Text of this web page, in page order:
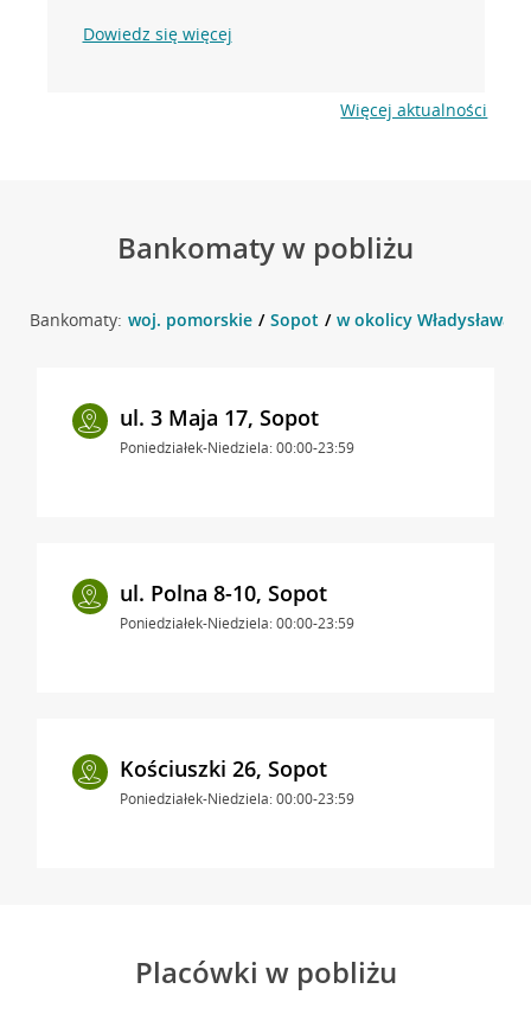
Dowiedz się więcej
Więcej aktualności
Bankomaty w pobliżu
Bankomaty: woj. pomorskie Sopot w okolicy Władysława
ul. 3 Maja 17, Sopot
Poniedziałek-Niedziela: 00:00-23:59
ul. Polna 8-10, Sopot
Poniedziałek-Niedziela: 00:00-23:59
Kościuszki 26, Sopot
Poniedziałek-Niedziela: 00:00-23:59
Placówki w pobliżu